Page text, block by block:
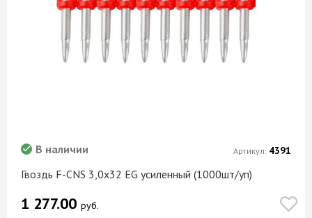
Гвоздь F-CNS 3,0х32 EG усиленный (1000шт/уп)
В наличии
1 277.00 руб.
Артикул: 4391